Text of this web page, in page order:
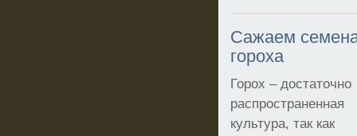
Сажаем
гороха
Горох – достаточно
распространенная
культура, так как